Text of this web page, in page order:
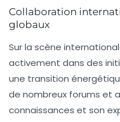
Collaboration
globaux
Sur la scène
activement dans des
une transition
de nombreux forums et
connaissances et son